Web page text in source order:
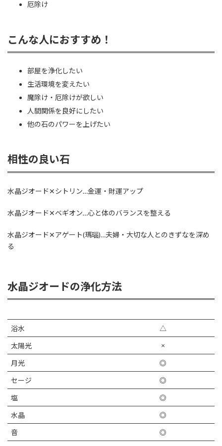
厄除け
こんな人におすすめ！
部屋を浄化したい
生活環境を変えたい
魔除け・厄除けが欲しい
人間関係を良好にしたい
他の石のパワーを上げたい
相性の良い石
水晶ジオード✕シトリン…金運・財運アップ
水晶ジオード✕ベギオン…心と体のバランスを整える
水晶ジオード✕アゲート(瑪瑙)…夫婦・大切な人とのきずなを深め
る
水晶ジオードの浄化方法
浴水 △
太陽光 ×
月光 ◎
セージ ◎
塩 ◎
水晶 ◎
音 ◎